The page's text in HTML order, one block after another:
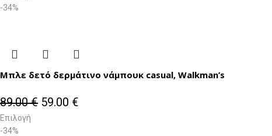
-34%
Μπλε δετό δερμάτινο νάμπουκ casual, Walkman’s
89.00€ 59.00 €
Επιλογή
-34%